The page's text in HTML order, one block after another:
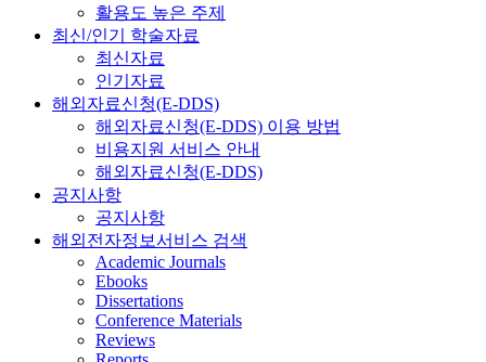
활용도 높은 주제
최신/인기 학술자료
최신자료
인기자료
해외자료신청(E-DDS)
해외자료신청(E-DDS) 이용 방법
비용지원 서비스 안내
해외자료신청(E-DDS)
공지사항
공지사항
해외전자정보서비스 검색
Academic Journals
Ebooks
Dissertations
Conference Materials
Reviews